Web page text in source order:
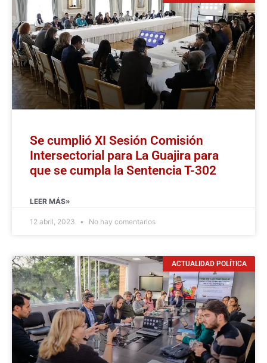
Se cumplió XI Sesión Comisión
Intersectorial para La Guajira para
que se cumpla la Sentencia T-302
LEER MÁS»
12 abril, 2023 No hay comentarios
ACTUALIDAD POLÍTICA